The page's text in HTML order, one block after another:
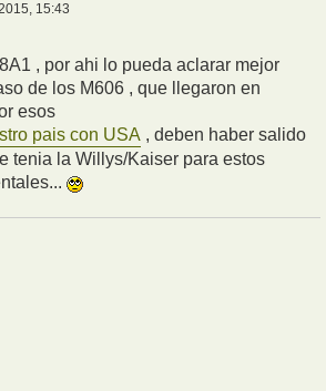
15:43
, por ahi lo pueda aclarar mejor
de los M606 , que llegaron en
esos
pais con USA , deben haber salido
tenia la Willys/Kaiser para estos